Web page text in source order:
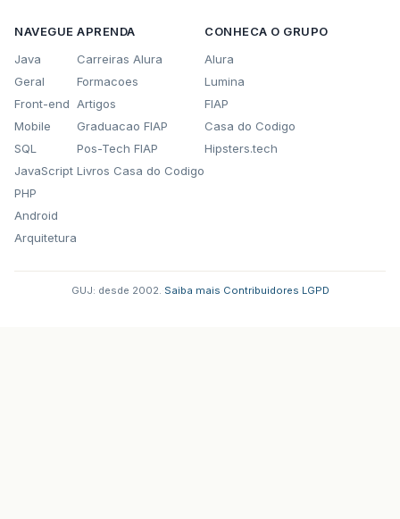
NAVEGUE
Java
Geral
Front-end
Mobile
SQL
JavaScript
PHP
Android
Arquitetura
APRENDA
Carreiras Alura
Formacoes
Artigos
Graduacao FIAP
Pos-Tech FIAP
Livros Casa do Codigo
CONHECA O GRUPO
Alura
Lumina
FIAP
Casa do Codigo
Hipsters.tech
GUJ: desde 2002. Saiba mais Contribuidores LGPD